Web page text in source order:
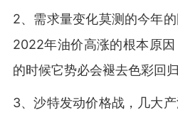
2、需求量变化莫测的今年
2022年油价高涨的根本原
的时候它势必会褪去色彩回归
3、沙特发动价格战，几大